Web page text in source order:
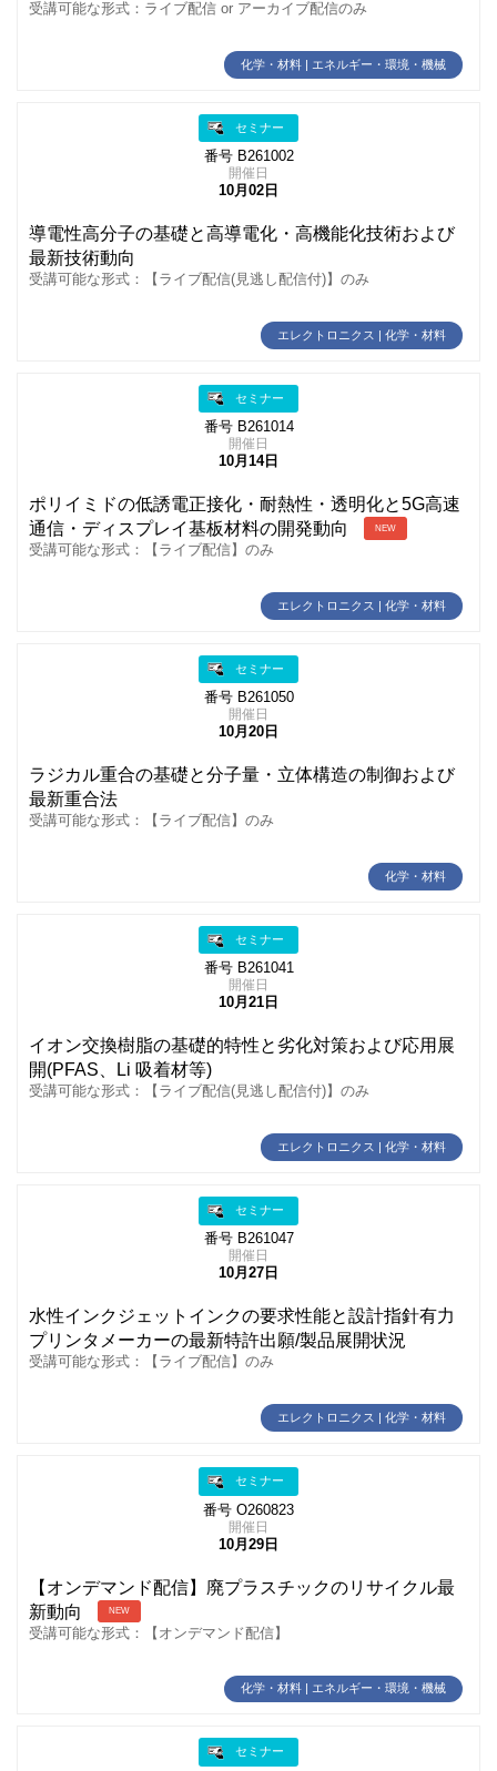
受講可能な形式：ライブ配信 or アーカイブ配信のみ
化学・材料 | エネルギー・環境・機械
セミナー
番号 B261002
開催日
10月02日
導電性高分子の基礎と高導電化・高機能化技術および
最新技術動向
受講可能な形式：【ライブ配信(見逃し配信付)】のみ
エレクトロニクス | 化学・材料
セミナー
番号 B261014
開催日
10月14日
ポリイミドの低誘電正接化・耐熱性・透明化と5G高速
通信・ディスプレイ基板材料の開発動向
NEW
受講可能な形式：【ライブ配信】のみ
エレクトロニクス | 化学・材料
セミナー
番号 B261050
開催日
10月20日
ラジカル重合の基礎と分子量・立体構造の制御および
最新重合法
受講可能な形式：【ライブ配信】のみ
化学・材料
セミナー
番号 B261041
開催日
10月21日
イオン交換樹脂の基礎的特性と劣化対策および応用展
開(PFAS、Li 吸着材等)
受講可能な形式：【ライブ配信(見逃し配信付)】のみ
エレクトロニクス | 化学・材料
セミナー
番号 B261047
開催日
10月27日
水性インクジェットインクの要求性能と設計指針有力
プリンタメーカーの最新特許出願/製品展開状況
受講可能な形式：【ライブ配信】のみ
エレクトロニクス | 化学・材料
セミナー
番号 O260823
開催日
10月29日
【オンデマンド配信】廃プラスチックのリサイクル最
新動向
NEW
受講可能な形式：【オンデマンド配信】
化学・材料 | エネルギー・環境・機械
セミナー